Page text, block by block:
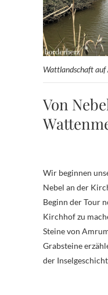
Wattlandschaft
Von
Wir beginnen
Nebel an der
Beginn der Tour
Kirchhof zu
Steine von
Grabsteine
der